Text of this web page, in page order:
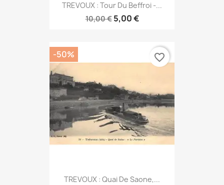
TREVOUX : Tour Du Beffroi -...
10,00 € 5,00 €
TREVOUX : Quai De Saone,...
-50% favorite_border